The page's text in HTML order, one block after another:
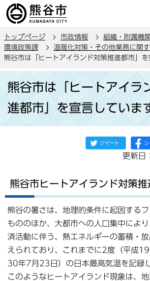
の
ー
ジ
トップページ 市政情報 組織・附属機関
環境政策課
温暖化対策・その他業務に関
熊谷市は「ヒートアイランド対策推進都市」
か
熊谷市は「ヒートアイラ
進都市」を宣言していま
更新日
熊谷市ヒートアイランド対策
熊谷の暑さは、地理的条件に起因する
もののほか、大都市への人口集中によ
済活動に伴う、熱エネルギーの蓄積・
えられており、これまでに2度（平成
30年7月23日）の日本最高気温を記録
このようなヒートアイランド現象は、